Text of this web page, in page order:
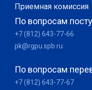
Приемная комиссия
По вопросам
+7 (812) 643-77-66
pk@rgpu.spb.ru
По вопросам
+7 (812) 643-77-67